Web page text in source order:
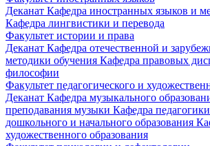
Деканат Кафедра иностранных языков и
Кафедра лингвистики и перевода
Факультет истории и права
Деканат Кафедра отечественной и
методики обучения Кафедра правовых
философии
Факультет педагогического и
Деканат Кафедра музыкального
преподавания музыки Кафедра педагогики
дошкольного и начального образования
художественного образования